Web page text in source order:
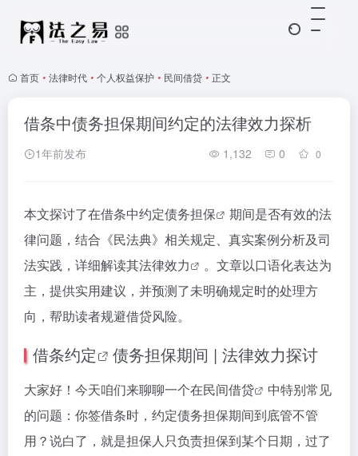
首页 • 法律时代 • 个人权益保护 • 民间借贷 • 正文
借条中债务担保期间约定的法律效力探析
1年前发布 1,132 0 0
本文探讨了在借条中约定债务担保
期间是否有效的法
律问题，结合《民法典》相关规定、真实案例分析及司
法实践，详细解读其法律效力
。文章以口语化表达为
主，提供实用建议，并预测了未明确规定时的处理方
向，帮助读者规避借贷风险。
借条约定 债务担保期间 | 法律效力探讨
大家好！今天咱们来聊聊一个在民间借贷
中特别常见
的问题：你签借条时，约定债务担保期间到底管不管
用？说白了，就是担保人只负责担保到某个日期，过了